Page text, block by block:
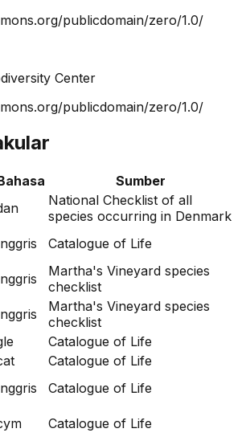
publicdomain/zero/1.0/
Center
publicdomain/zero/1.0/
Sumber
National Checklist of all
species occurring in Denmark
Catalogue of Life
Martha's Vineyard species
checklist
Martha's Vineyard species
checklist
Catalogue of Life
Catalogue of Life
Catalogue of Life
Catalogue of Life